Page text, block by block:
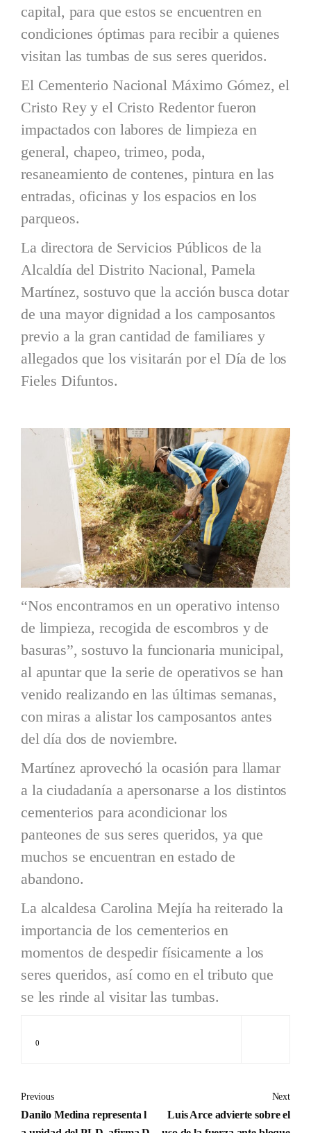
capital, para que estos se encuentren en
condiciones óptimas para recibir a quienes
visitan las tumbas de sus seres queridos.
El Cementerio Nacional Máximo Gómez, el
Cristo Rey y el Cristo Redentor fueron
impactados con labores de limpieza en
general, chapeo, trimeo, poda,
resaneamiento de contenes, pintura en las
entradas, oficinas y los espacios en los
parqueos.
La directora de Servicios Públicos de la
Alcaldía del Distrito Nacional, Pamela
Martínez, sostuvo que la acción busca dotar
de una mayor dignidad a los camposantos
previo a la gran cantidad de familiares y
allegados que los visitarán por el Día de los
Fieles Difuntos.
“Nos encontramos en un operativo intenso
de limpieza, recogida de escombros y de
basuras”, sostuvo la funcionaria municipal,
al apuntar que la serie de operativos se han
venido realizando en las últimas semanas,
con miras a alistar los camposantos antes
del día dos de noviembre.
Martínez aprovechó la ocasión para llamar
a la ciudadanía a apersonarse a los distintos
cementerios para acondicionar los
panteones de sus seres queridos, ya que
muchos se encuentran en estado de
abandono.
La alcaldesa Carolina Mejía ha reiterado la
importancia de los cementerios en
momentos de despedir físicamente a los
seres queridos, así como en el tributo que
se les rinde al visitar las tumbas.
0
Previous
Danilo Medina representa l
Next
Luis Arce advierte sobre el